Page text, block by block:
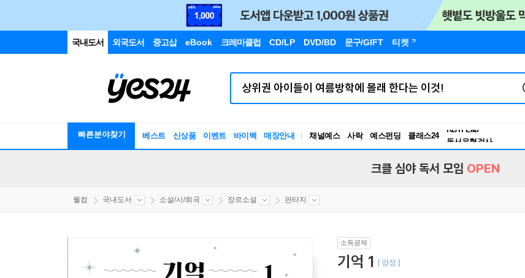
국내도서 외국도서 중고샵 eBook 크레마클럽 CD/LP DVD/BD 문구/GIFT 티켓
빠른분야찾기 베스트 신상품 이벤트 바이백 매장안내 채널예스 사락 예스펀딩 클래스24
독서유형검사
RBTI Lab
크클 심야 독서 모임 OPEN
웰컴 국내도서 소설/시/희곡 장르소설 판타지
소득공제
기억 1 [ 양장 ]